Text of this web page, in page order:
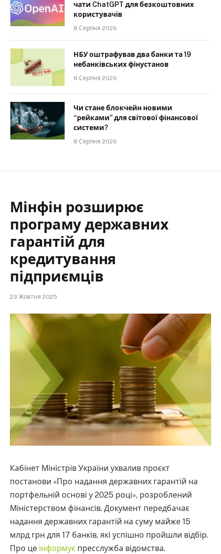
чати ChatGPT для безкоштовних
користувачів
8 Серпня 2026
НБУ оштрафував два банки та 19
небанківських фінустанов
8 Серпня 2026
Чи стане блокчейн новими
“рейками” для світової фінансової
системи?
8 Серпня 2026
Мінфін розширює
програму державних
гарантій для
кредитування
підприємців
23 Жовтня 2025
Кабінет Міністрів України ухвалив проєкт
постанови «Про надання державних гарантій на
портфельній основі у 2025 році», розроблений
Міністерством фінансів. Документ передбачає
надання державних гарантій на суму майже 15
млрд грн для 17 банків, які успішно пройшли відбір.
Про це інформує пресслужба відомства.